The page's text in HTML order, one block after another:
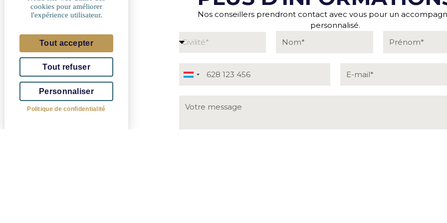
Nos conseillers prendront contact avec vous pour un
personnalisé.
Luxembourg
+352
cookies pour améliorer
l'expérience utilisateur.
Tout accepter
Tout refuser
Personnaliser
Politique de confidentialité